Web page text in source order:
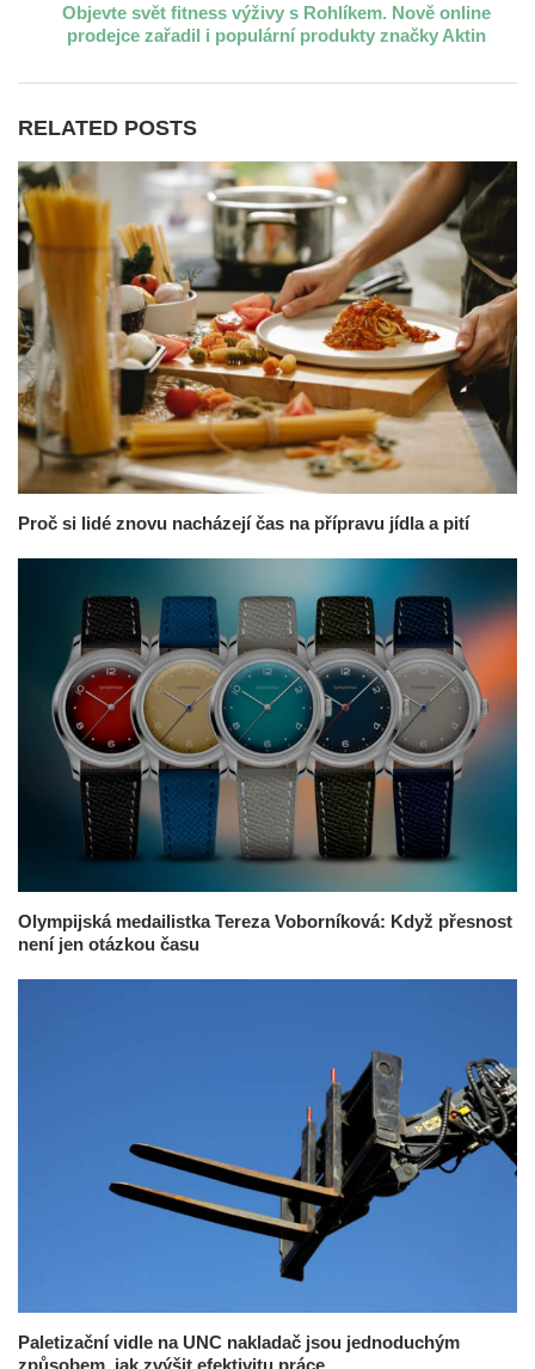
Objevte svět fitness výživy s Rohlíkem. Nově online
prodejce zařadil i populární produkty značky Aktin
RELATED POSTS
Proč si lidé znovu nacházejí čas na přípravu jídla a pití
Olympijská medailistka Tereza Voborníková: Když přesnost
není jen otázkou času
Paletizační vidle na UNC nakladač jsou jednoduchým
způsobem, jak zvýšit efektivitu práce